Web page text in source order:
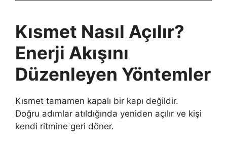
Kısmet Nasıl Açılır?
Enerji Akışını
Düzenleyen Yöntemler
Kısmet tamamen kapalı bir kapı değildir.
Doğru adımlar atıldığında yeniden açılır ve kişi
kendi ritmine geri döner.